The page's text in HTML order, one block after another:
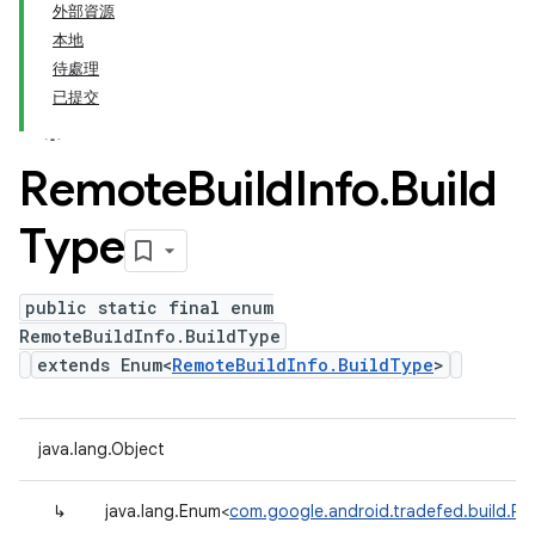
外部資源
本地
待處理
已提交
RemoteBuildInfo.Build
Type
public static final enum
RemoteBuildInfo.BuildType
extends Enum<RemoteBuildInfo.BuildType>
java.lang.Object
↳ java.lang.Enum<